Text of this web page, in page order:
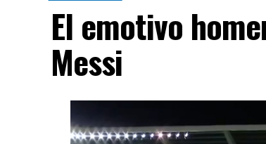
El emotivo
Messi